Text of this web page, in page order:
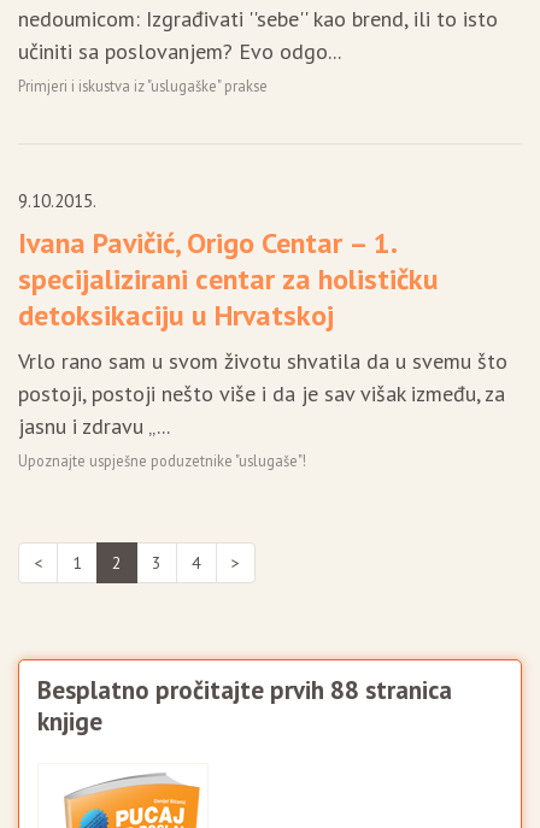
nedoumicom: Izgrađivati ''sebe'' kao brend, ili to isto
učiniti sa poslovanjem? Evo odgo...
Primjeri i iskustva iz "uslugaške" prakse
9.10.2015.
Ivana Pavičić, Origo Centar – 1.
specijalizirani centar za holističku
detoksikaciju u Hrvatskoj
Vrlo rano sam u svom životu shvatila da u svemu što
postoji, postoji nešto više i da je sav višak između, za
jasnu i zdravu „...
Upoznajte uspješne poduzetnike "uslugaše"!
< 1 2 3 4 >
Besplatno pročitajte prvih 88 stranica
knjige